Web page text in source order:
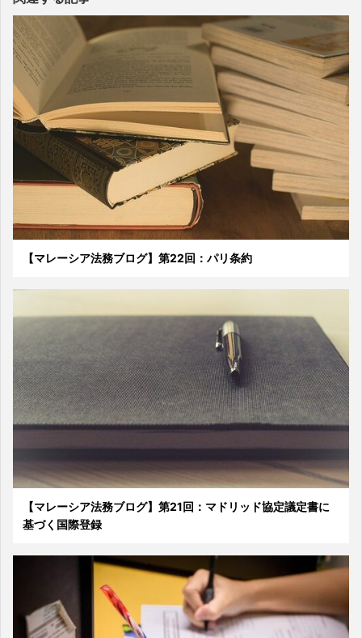
【マレーシア法務ブログ】第22回：パリ条約
【マレーシア法務ブログ】第21回：マドリッド協定議定書に
基づく国際登録